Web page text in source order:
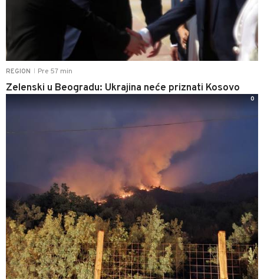
REGION Pre 57 min
Zelenski u Beogradu: Ukrajina neće priznati Kosovo
0